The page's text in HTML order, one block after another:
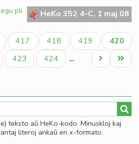
HeKo 352 4-C, 1 maj 08
pli
Saluto
al
la
meksika
kongreso
Paĝo
417 Paĝo
418 Paĝo
419
Aktuala
paĝo
420
Paĝo
423 Paĝo
424 …
Last
page
Next
page
teksto aŭ HeKo-kodo. Minuskloj kaj
literoj ankaŭ en x-formato.